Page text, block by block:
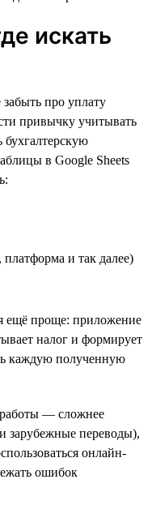
искать
про уплату
привычку учитывать
бухгалтерскую
в Google Sheets
и так далее)
ещё проще: приложение
налог и формирует
каждую полученную
работы — сложнее
зарубежные переводы),
онлайн-
ошибок